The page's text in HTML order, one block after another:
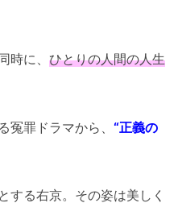
時に、 ひとりの人間の人生
冤罪ドラマから、 “正義の
する右京。その姿は美しく